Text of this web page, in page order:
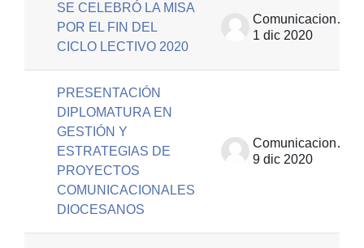
SE CELEBRÓ LA MISA
POR EL FIN DEL
CICLO LECTIVO 2020
Comunicaciones | EUT
1 dic 2020
PRESENTACIÓN
DIPLOMATURA EN
GESTIÓN Y
ESTRATEGIAS DE
PROYECTOS
COMUNICACIONALES
DIOCESANOS
Comunicaciones | EUT
9 dic 2020